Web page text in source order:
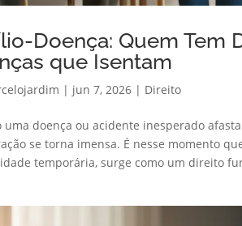
Doença: Quem Tem
que Isentam
| jun 7, 2026 | Direito
uma doença ou acidente inesperado
se torna imensa. É nesse momento
temporária, surge como um direito